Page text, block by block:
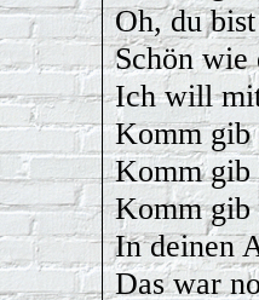
Oh, du
Schön wie
Ich will
Komm gib
Komm gib
Komm gib
In deinen
Das war